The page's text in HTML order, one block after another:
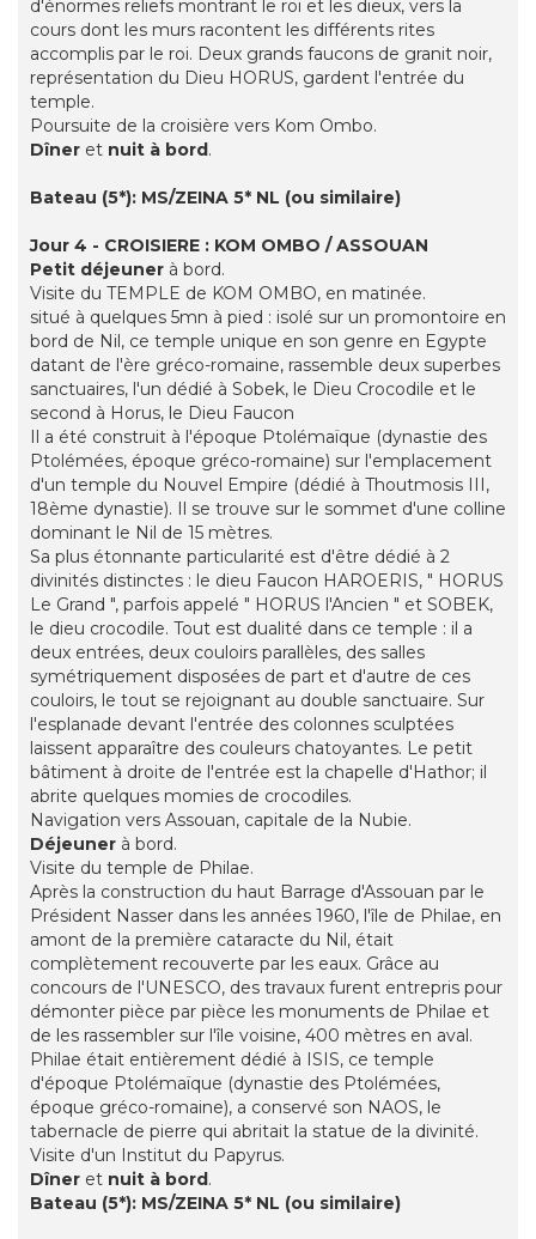
d'énormes reliefs montrant le roi et les dieux, vers la
cours dont les murs racontent les différents rites
accomplis par le roi. Deux grands faucons de granit noir,
représentation du Dieu HORUS, gardent l'entrée du
temple.
Poursuite de la croisière vers Kom Ombo.
Dîner et nuit à bord .
Bateau (5*): MS/ZEINA 5* NL (ou similaire)
Jour 4 - CROISIERE : KOM OMBO / ASSOUAN
Petit déjeuner à bord.
Visite du TEMPLE de KOM OMBO, en matinée.
situé à quelques 5mn à pied : isolé sur un promontoire en
bord de Nil, ce temple unique en son genre en Egypte
datant de l'ère gréco-romaine, rassemble deux superbes
sanctuaires, l'un dédié à Sobek, le Dieu Crocodile et le
second à Horus, le Dieu Faucon
Il a été construit à l'époque Ptolémaïque (dynastie des
Ptolémées, époque gréco-romaine) sur l'emplacement
d'un temple du Nouvel Empire (dédié à Thoutmosis III,
18ème dynastie). Il se trouve sur le sommet d'une colline
dominant le Nil de 15 mètres.
Sa plus étonnante particularité est d'être dédié à 2
divinités distinctes : le dieu Faucon HAROERIS, " HORUS
Le Grand ", parfois appelé " HORUS l'Ancien " et SOBEK,
le dieu crocodile. Tout est dualité dans ce temple : il a
deux entrées, deux couloirs parallèles, des salles
symétriquement disposées de part et d'autre de ces
couloirs, le tout se rejoignant au double sanctuaire. Sur
l'esplanade devant l'entrée des colonnes sculptées
laissent apparaître des couleurs chatoyantes. Le petit
bâtiment à droite de l'entrée est la chapelle d'Hathor; il
abrite quelques momies de crocodiles.
Navigation vers Assouan, capitale de la Nubie.
Déjeuner à bord.
Visite du temple de Philae.
Après la construction du haut Barrage d'Assouan par le
Président Nasser dans les années 1960, l'île de Philae, en
amont de la première cataracte du Nil, était
complètement recouverte par les eaux. Grâce au
concours de l'UNESCO, des travaux furent entrepris pour
démonter pièce par pièce les monuments de Philae et
de les rassembler sur l'île voisine, 400 mètres en aval.
Philae était entièrement dédié à ISIS, ce temple
d'époque Ptolémaïque (dynastie des Ptolémées,
époque gréco-romaine), a conservé son NAOS, le
tabernacle de pierre qui abritait la statue de la divinité.
Visite d'un Institut du Papyrus.
Dîner et nuit à bord .
Bateau (5*): MS/ZEINA 5* NL (ou similaire)